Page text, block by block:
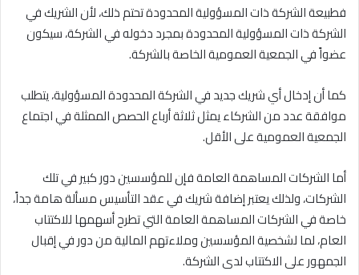
فطبيعة الشركة ذات المسؤولية المحدودة تحتم ذلك، لأن الشريك في
الشركة ذات المسؤولية المحدودة بمجرد دخوله في الشركة، سيكون
عضواً في الجمعية العمومية الخاصة بالشركة.
كما أن إدخال أي شريك جديد في الشركة المحدودة المسؤولية، يتطلب
موافقة عدد من الشركاء يمثل ثلاثة أرباع الحصص الممثلة في اجتماع
الجمعية العمومية على الأقل.
أما الشركات المساهمة العامة فإن للمؤسسين دور كبير في تلك
الشركات، ولذلك يعتبر إضافة شريك في عقد التأسيس مسألة هامة جداً،
خاصة في الشركات المساهمة العامة التي تطرح أسهمها للاكتتاب
العام، لما لشخصية المؤسسين وملاءتهم المالية من دور في إقبال
الجمهور على الاكتتاب لدى الشركة.